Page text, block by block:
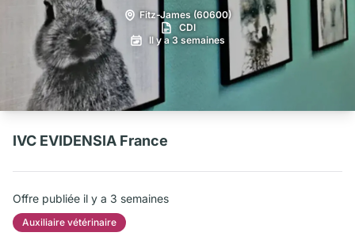
Fitz-James (60600)
CDI
Il y a 3 semaines
IVC EVIDENSIA France
Offre publiée il y a 3 semaines
Auxiliaire vétérinaire